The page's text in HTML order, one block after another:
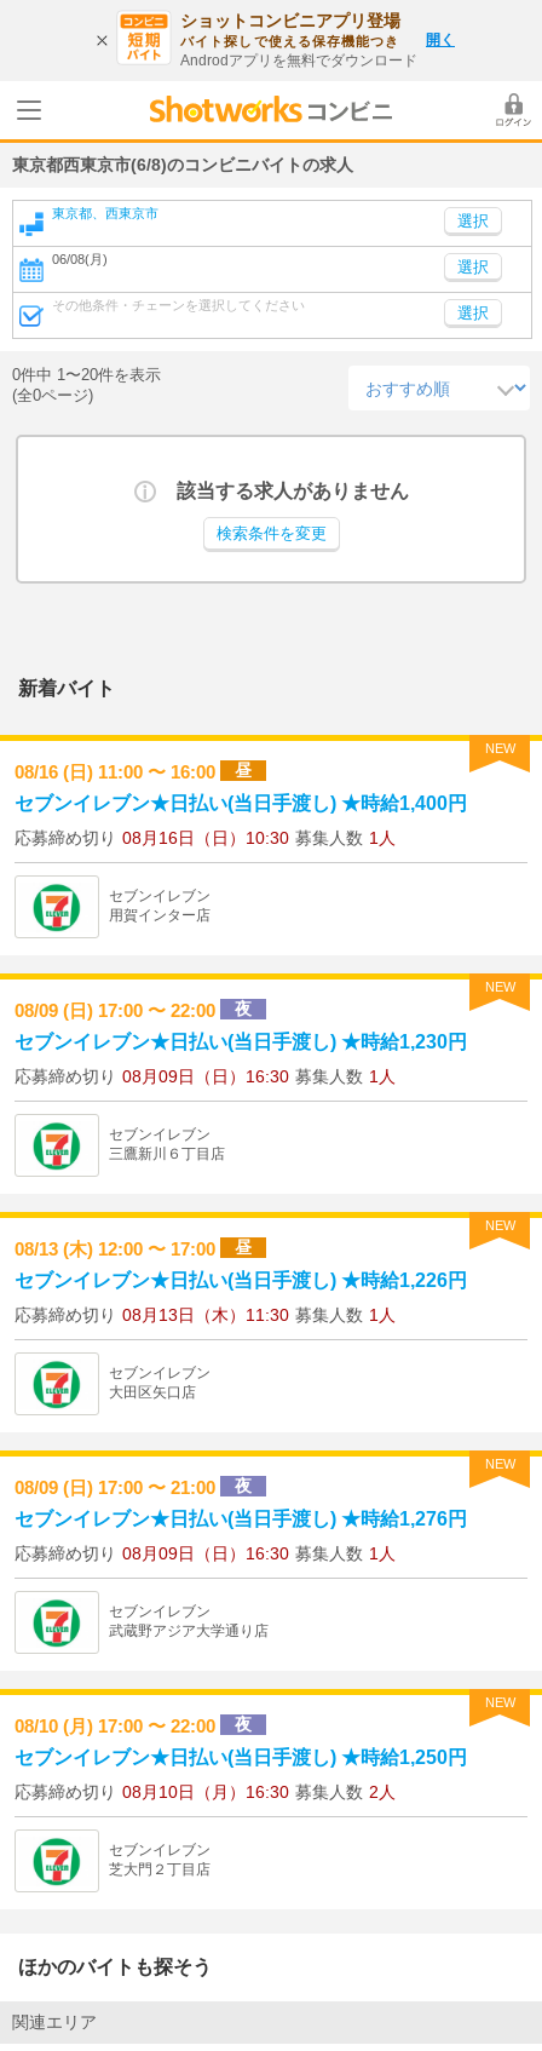
ショットコンビニアプリ登場
バイト探しで使える保存機能つき
Androdアプリを無料でダウンロード
開く
東京都西東京市(6/8)のコンビニバイトの求人
東京都、西東京市
06/08(月) 選択
その他条件・チェーンを選択してください 選択
0件中 1〜20件を表示
(全0ページ)
該当する求人がありません
検索条件を変更
新着バイト
NEW
08/16 (日) 11:00 〜 16:00 昼
セブンイレブン★日払い(当日手渡し) ★時給1,400円
応募締め切り 08月16日（日）10:30 募集人数 1人
セブンイレブン
用賀インター店
NEW
08/09 (日) 17:00 〜 22:00 夜
セブンイレブン★日払い(当日手渡し) ★時給1,230円
応募締め切り 08月09日（日）16:30 募集人数 1人
セブンイレブン
三鷹新川６丁目店
NEW
08/13 (木) 12:00 〜 17:00 昼
セブンイレブン★日払い(当日手渡し) ★時給1,226円
応募締め切り 08月13日（木）11:30 募集人数 1人
セブンイレブン
大田区矢口店
NEW
08/09 (日) 17:00 〜 21:00 夜
セブンイレブン★日払い(当日手渡し) ★時給1,276円
応募締め切り 08月09日（日）16:30 募集人数 1人
セブンイレブン
武蔵野アジア大学通り店
NEW
08/10 (月) 17:00 〜 22:00 夜
セブンイレブン★日払い(当日手渡し) ★時給1,250円
応募締め切り 08月10日（月）16:30 募集人数 2人
セブンイレブン
芝大門２丁目店
ほかのバイトも探そう
関連エリア